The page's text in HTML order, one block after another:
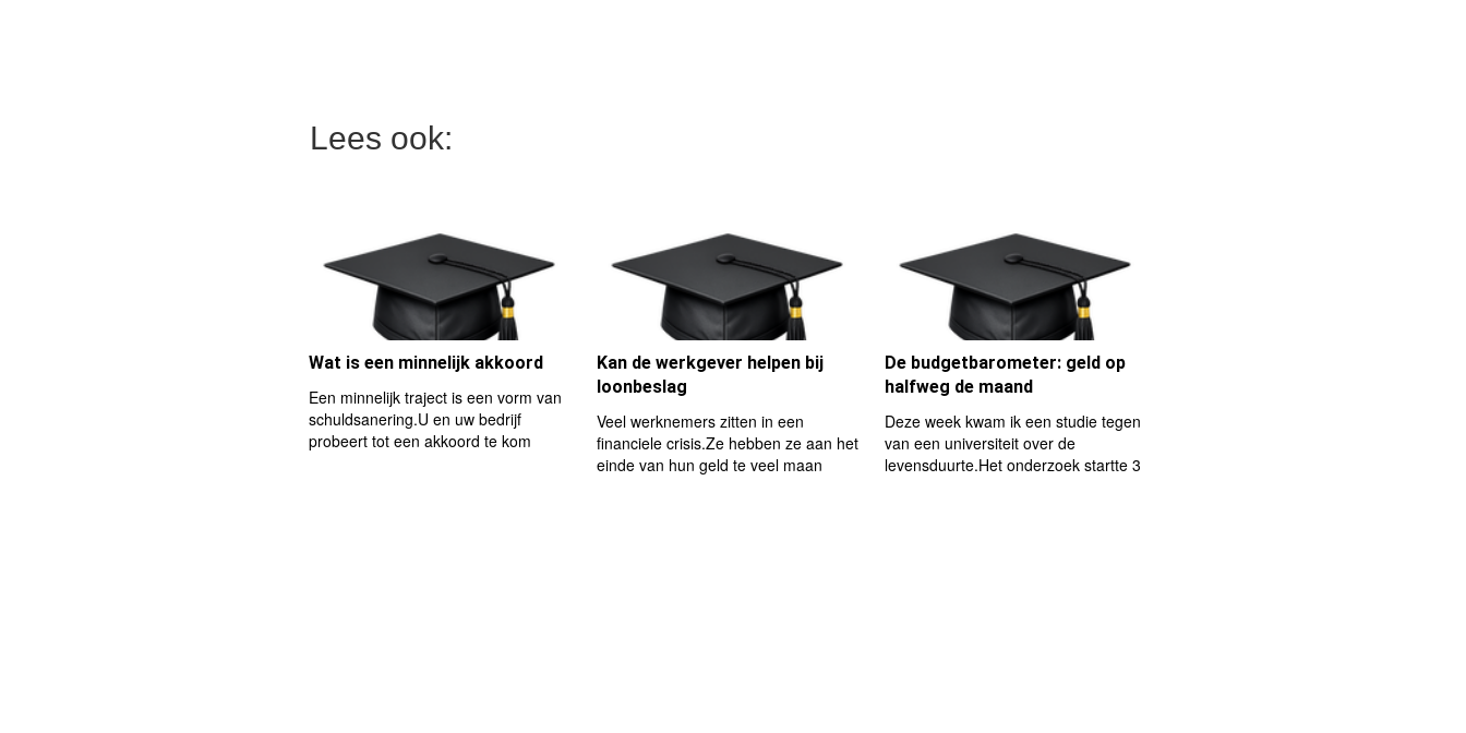
Lees ook:
Wat is een minnelijk akkoord
Een minnelijk traject is een vorm van
schuldsanering.U en uw bedrijf
probeert tot een akkoord te kom
Kan de werkgever helpen bij
loonbeslag
Veel werknemers zitten in een
financiele crisis.Ze hebben ze aan het
einde van hun geld te veel maan
De budgetbarometer: geld op
halfweg de maand
Deze week kwam ik een studie tegen
van een universiteit over de
levensduurte.Het onderzoek startte 3